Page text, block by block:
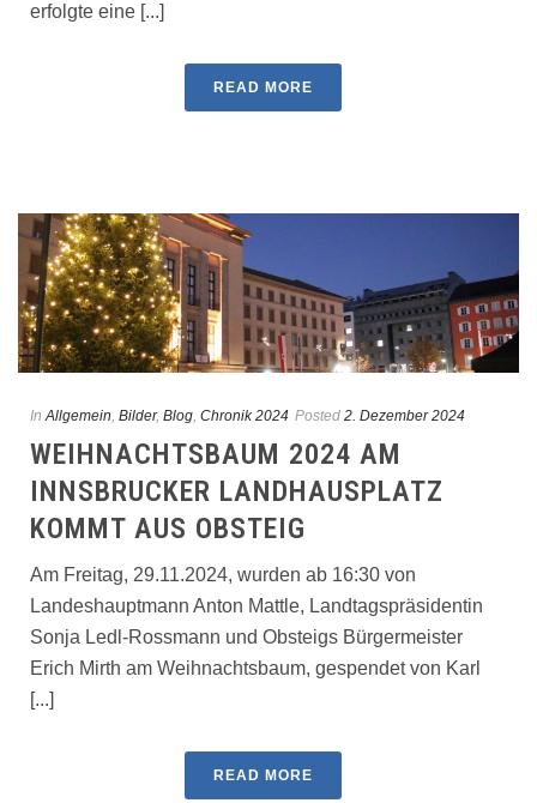
erfolgte eine [...]
READ MORE
In Allgemein, Bilder, Blog, Chronik 2024 Posted 2. Dezember 2024
WEIHNACHTSBAUM 2024 AM
INNSBRUCKER LANDHAUSPLATZ
KOMMT AUS OBSTEIG
Am Freitag, 29.11.2024, wurden ab 16:30 von
Landeshauptmann Anton Mattle, Landtagspräsidentin
Sonja Ledl-Rossmann und Obsteigs Bürgermeister
Erich Mirth am Weihnachtsbaum, gespendet von Karl
[...]
READ MORE